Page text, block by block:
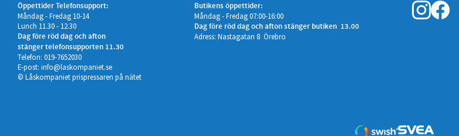
Öppettider Telefonsupport:
Måndag - Fredag 10-14
Lunch 11.30 - 12.30
Dag före röd dag och afton
stänger telefonsupporten 11.30
Telefon: 019-7652030
E-post: info@laskompaniet.se
© Låskompaniet prispressaren på nätet
Butikens öppettider:
Måndag - Fredag 07:00-16:00
Dag före röd dag och afton stänger butiken 13.00
Adress: Nastagatan 8 Örebro